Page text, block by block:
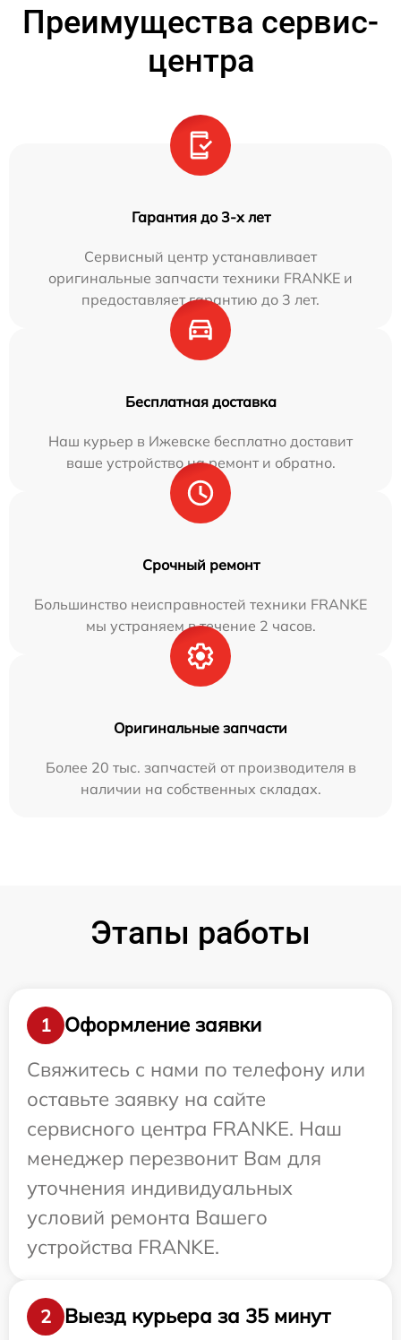
Преимущества сервис-
центра
Гарантия до 3-х лет
Сервисный центр устанавливает
оригинальные запчасти техники FRANKE и
предоставляет гарантию до 3 лет.
Бесплатная доставка
Наш курьер в Ижевске бесплатно доставит
ваше устройство на ремонт и обратно.
Срочный ремонт
Большинство неисправностей техники FRANKE
мы устраняем в течение 2 часов.
Оригинальные запчасти
Более 20 тыс. запчастей от производителя в
наличии на собственных складах.
Этапы работы
1
Оформление заявки
Свяжитесь с нами по телефону или
оставьте заявку на сайте
сервисного центра FRANKE. Наш
менеджер перезвонит Вам для
уточнения индивидуальных
условий ремонта Вашего
устройства FRANKE.
2 Выезд курьера за 35 минут